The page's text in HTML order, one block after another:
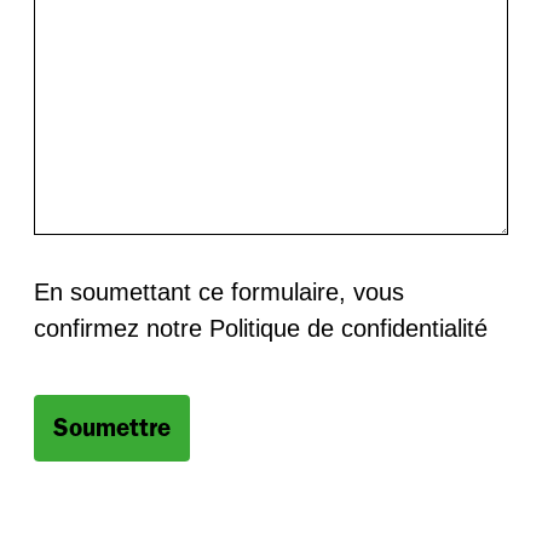
En soumettant ce formulaire, vous
confirmez notre Politique de confidentialité
Soumettre